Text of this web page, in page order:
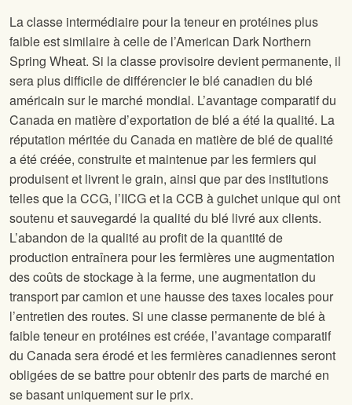
La classe intermédiaire pour la teneur en protéines plus
faible est similaire à celle de l’American Dark Northern
Spring Wheat. Si la classe provisoire devient permanente, il
sera plus difficile de différencier le blé canadien du blé
américain sur le marché mondial. L’avantage comparatif du
Canada en matière d’exportation de blé a été la qualité. La
réputation méritée du Canada en matière de blé de qualité
a été créée, construite et maintenue par les fermiers qui
produisent et livrent le grain, ainsi que par des institutions
telles que la CCG, l’IICG et la CCB à guichet unique qui ont
soutenu et sauvegardé la qualité du blé livré aux clients.
L’abandon de la qualité au profit de la quantité de
production entraînera pour les fermières une augmentation
des coûts de stockage à la ferme, une augmentation du
transport par camion et une hausse des taxes locales pour
l’entretien des routes. Si une classe permanente de blé à
faible teneur en protéines est créée, l’avantage comparatif
du Canada sera érodé et les fermières canadiennes seront
obligées de se battre pour obtenir des parts de marché en
se basant uniquement sur le prix.